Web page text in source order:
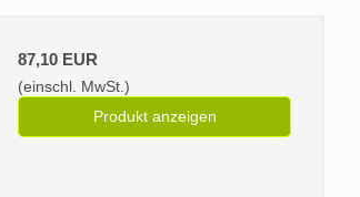
87,10 EUR
(einschl. MwSt.)
Produkt anzeigen